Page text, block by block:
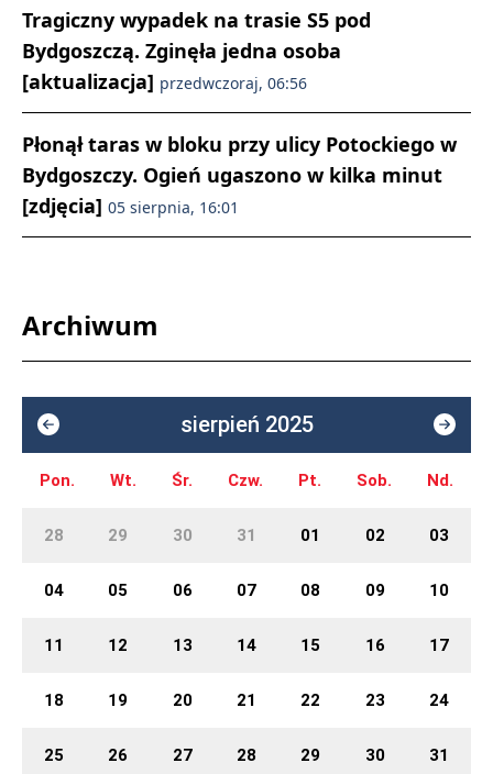
Tragiczny wypadek na trasie S5 pod
Bydgoszczą. Zginęła jedna osoba
[aktualizacja] przedwczoraj, 06:56
Płonął taras w bloku przy ulicy Potockiego w
Bydgoszczy. Ogień ugaszono w kilka minut
[zdjęcia] 05 sierpnia, 16:01
Archiwum
sierpień 2025
Pon. Wt. Śr. Czw. Pt. Sob. Nd.
28 29 30 31 01 02 03
04 05 06 07 08 09 10
11 12 13 14 15 16 17
18 19 20 21 22 23 24
25 26 27 28 29 30 31